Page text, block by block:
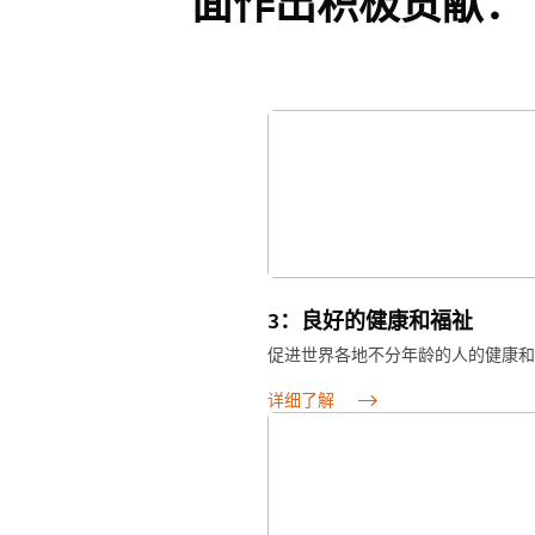
面作出积极贡献：
3：良好的健康和福祉
促进世界各地不分年龄的人的健康
详细了解